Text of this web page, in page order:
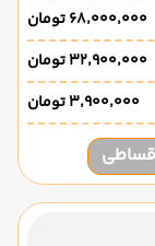
۶۸٬۰۰۰٬۰۰۰ تومان
۳۲٬۹۰۰٬۰۰۰ تومان
۳٬۹۰۰٬۰۰۰ تومان